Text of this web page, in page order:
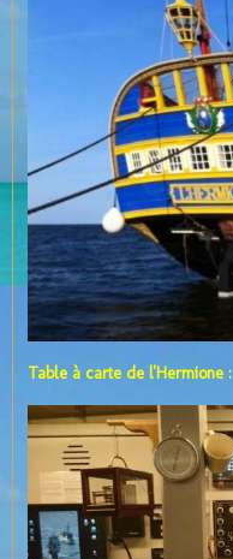
Table à carte de l'Hermione :